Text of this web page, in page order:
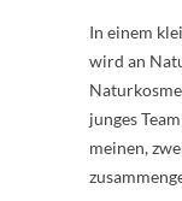
In einem
wird an
junges
meinen,